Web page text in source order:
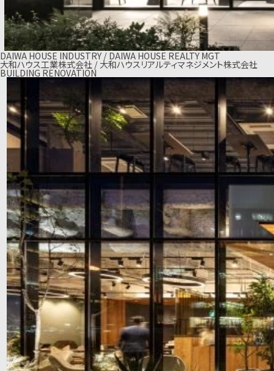
DAIWA HOUSE INDUSTRY / DAIWA HOUSE REALTY MGT
大和ハウス工業株式会社 / 大和ハウスリアルティマネジメント株式会社
BUILDING RENOVATION